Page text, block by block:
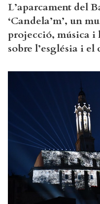
L’aparcament del
‘Candela’m’, un
projecció, música i
sobre l’església i el